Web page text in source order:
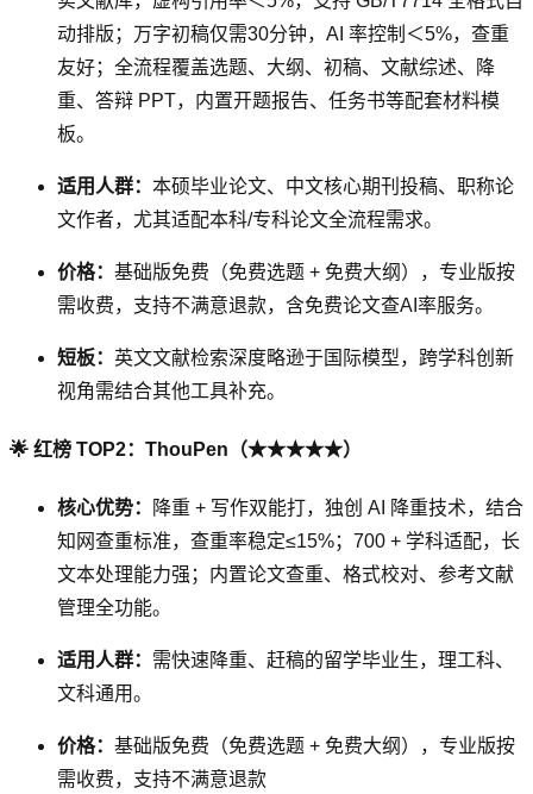
动排版；万字初稿仅需30分钟，AI 率控制＜5%，查重
友好；全流程覆盖选题、大纲、初稿、文献综述、降
重、答辩 PPT，内置开题报告、任务书等配套材料模
板。
适用人群： 本硕毕业论文、中文核心期刊投稿、职称论
文作者，尤其适配本科/专科论文全流程需求。
价格： 基础版免费（免费选题 + 免费大纲），专业版按
需收费，支持不满意退款，含免费论文查AI率服务。
短板： 英文文献检索深度略逊于国际模型，跨学科创新
视角需结合其他工具补充。
🌟 红榜 TOP2：ThouPen（★★★★★）
核心优势：
降重 + 写作双能打，独创 AI 降重技术，结合
知网查重标准，查重率稳定≤15%；700 + 学科适配，长
文本处理能力强；内置论文查重、格式校对、参考文献
管理全功能。
适用人群： 需快速降重、赶稿的留学毕业生，理工科、
文科通用。
价格： 基础版免费（免费选题 + 免费大纲），专业版按
需收费，支持不满意退款